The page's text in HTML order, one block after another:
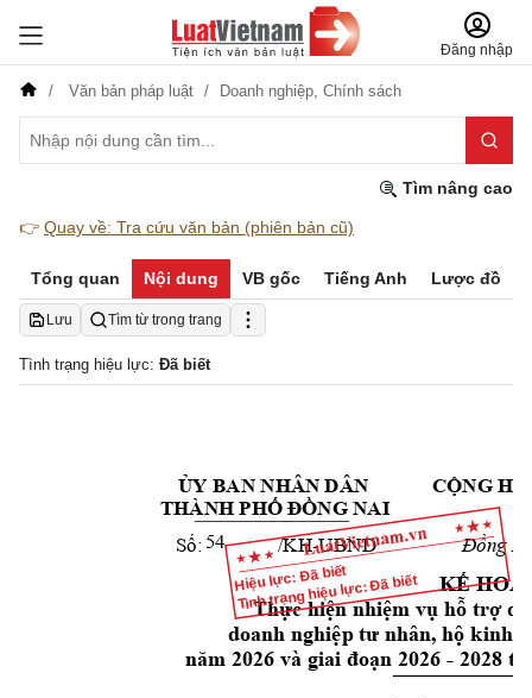
Đăng nhập
Văn bản pháp luật Doanh nghiệp, Chính sách
Tìm nâng cao
👉 Quay về: Tra cứu văn bản (phiên bản cũ)
Tổng quan Nội dung VB gốc Tiếng Anh Lược đồ
Lưu Tìm từ trong trang
Tình trạng hiệu lực: Đã biết
Hiệu lực: Đã biết
Tình trạng hiệu lực: Đã biết
ỦY BAN NHÂN DÂN
THÀNH PHỐ ĐỒNG NAI
CỘNG
Số:
      /
KH-UBND Đồng
KẾ
Thực hiện nhiệm vụ hỗ trợ
doanh nghiệp tư nhân, hộ kinh
năm 2026 và giai đoạn 2026 - 2028
54